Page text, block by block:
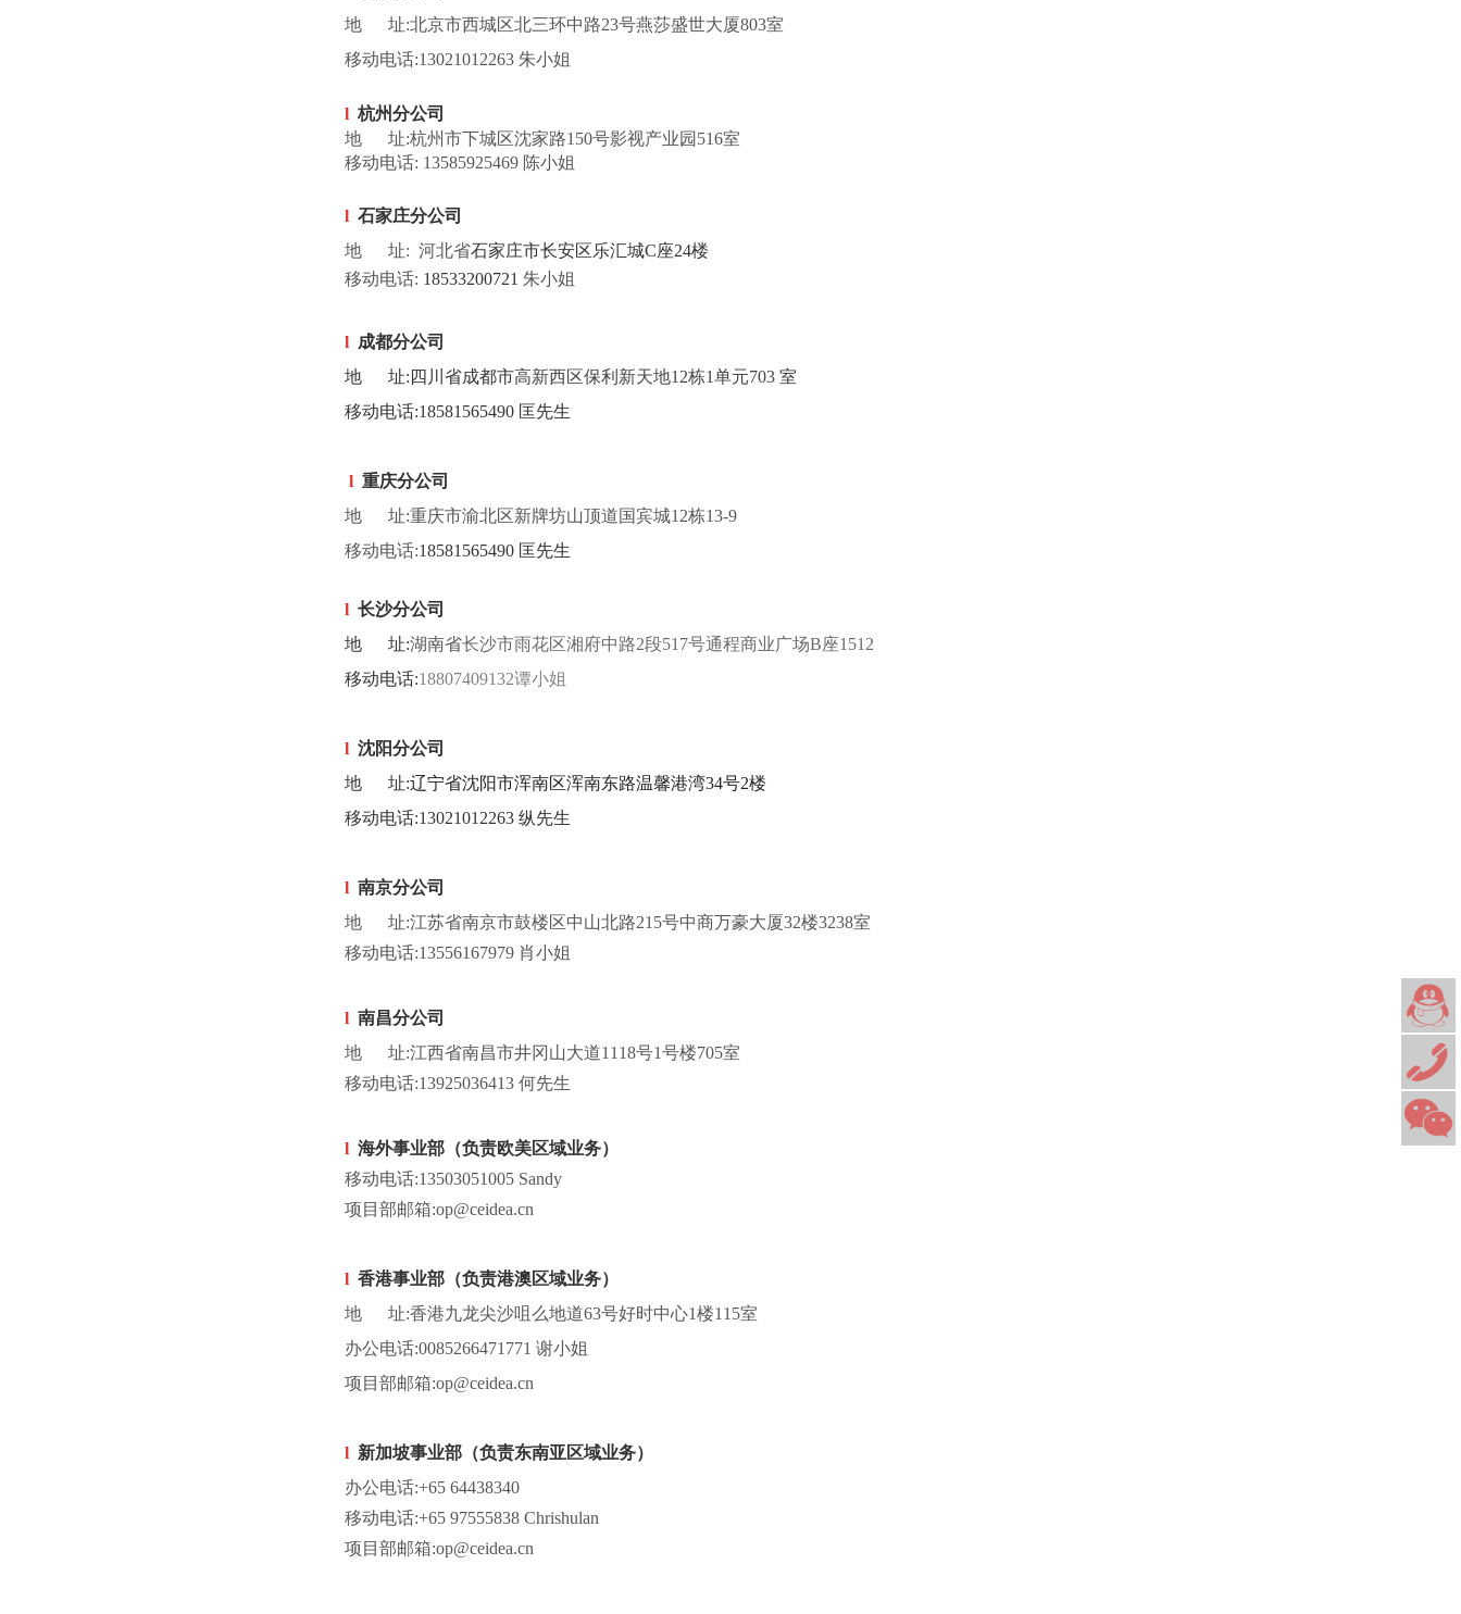
地 址:北京市西城区北三环中路23号燕莎盛世大厦803室
移动电话:13021012263 朱小姐
l 杭州分公司
地 址:杭州市下城区沈家路150号影视产业园516室
移动电话: 13585925469 陈小姐
l 石家庄分公司
地 址: 河北省石家庄市长安区乐汇城C座24楼
移动电话: 18533200721 朱小姐
l 成都分公司
地
址: 四川省成都市高新西区保利新天地12栋1单元703 室
移动电话:18581565490 匡先生
l 重庆分公司
地 址:重庆市渝北区新牌坊山顶道国宾城12栋13-9
移动电话:18581565490 匡先生
l 长沙分公司
地
址:湖南省长沙市雨花区湘府中路2段517号通程商业广场B座1512
移动电话:18807409132谭小姐
l 沈阳分公司
地
址:辽宁省沈阳市浑南区浑南东路温馨港湾34号2楼
移动电话:13021012263 纵先生
l 南京分公司
地 址:江苏省南京市鼓楼区中山北路215号中商万豪大厦32楼3238室
移动电话:13556167979 肖小姐
l 南昌分公司
地 址:江西省南昌市井冈山大道1118号1号楼705室
移动电话:13925036413 何先生
l 海外事业部（负责欧美区域业务）
移动电话:13503051005 Sandy
项目部邮箱:op@ceidea.cn
l 香港事业部 （负责港澳区域业务）
地 址:香港九龙尖沙咀么地道63号好时中心1楼115室
办公电话:0085266471771 谢小姐
项目部邮箱:op@ceidea.cn
l 新加坡事业部（负责东南亚区域业务）
办公电话:+65 64438340
移动电话:+65 97555838 Chrishulan
项目部邮箱:op@ceidea.cn